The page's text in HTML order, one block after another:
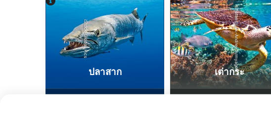
iStock-Global_Pics
ปลาสาก
Shutterstock-Andrey Armyagov
เต่ากระ